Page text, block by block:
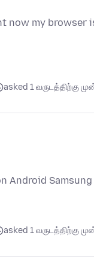
now my
asked 1 வருடத்திற்கு
Android
asked 1 வருடத்திற்கு